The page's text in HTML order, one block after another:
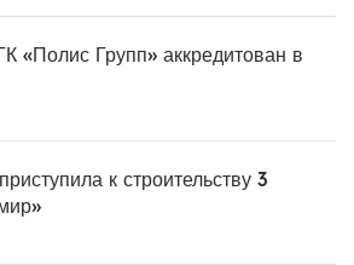
«Полис Групп» аккредитован в
к строительству 3